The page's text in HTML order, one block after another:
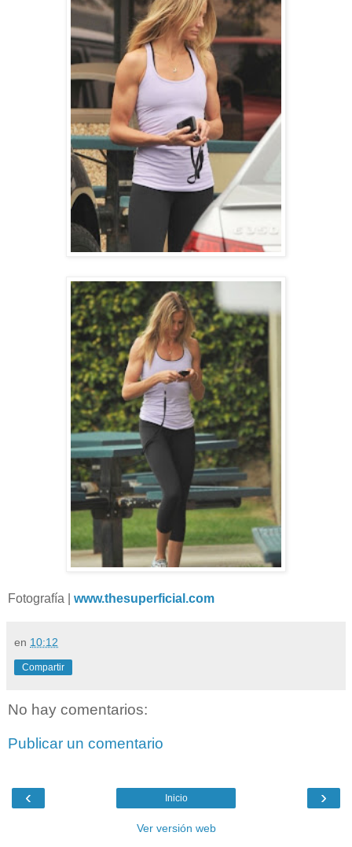
Fotografía | www.thesuperficial.com
en 10:12
Compartir
No hay comentarios:
Publicar un comentario
‹ ›
Inicio
Ver versión web